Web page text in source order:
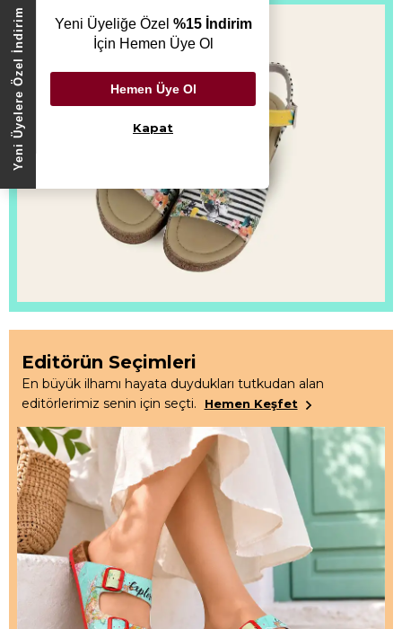
Editörün Seçimleri
En büyük ilhamı hayata duydukları tutkudan alan
editörlerimiz senin için seçti.
Hemen Keşfet
Yeni Üyelere Özel İndirim Yeni Üyeliğe Özel %15 İndirim
İçin Hemen Üye Ol
Hemen Üye Ol
Kapat